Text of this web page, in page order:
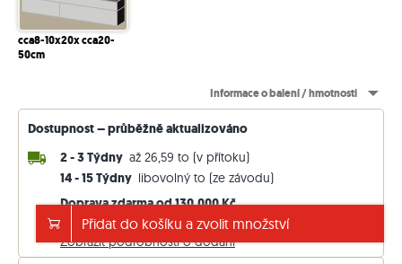
cca8-10x20x cca20-
50cm
Informace o balení / hmotnosti
Dostupnost – průběžně aktualizováno
2 - 3 Týdny až 26,59 to (v přítoku)
14 - 15 Týdny libovolný to (ze závodu)
Doprava zdarma od 130.000 Kč
jinak 5.000 Kč. Ceny včetně 21 % DPH.
Zobrazit podrobnosti o dodání
Přidat do košíku a zvolit množství